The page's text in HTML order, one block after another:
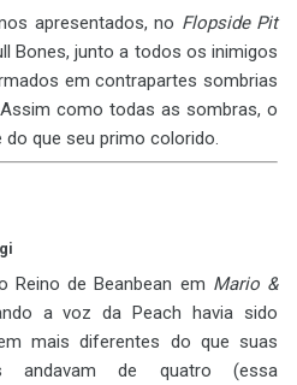
apresentados, no Flopside Pit
Bones, junto a todos os inimigos
em contrapartes sombrias
como todas as sombras, o
do que seu primo colorido.
Reino de Beanbean em Mario &
a voz da Peach havia sido
mais diferentes do que suas
andavam de quatro (essa